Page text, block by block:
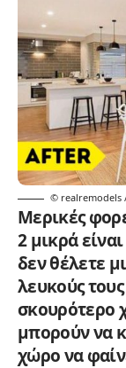
© realremodels
Μερικές
2 μικρά
δεν θέλετε
λευκούς
σκουρότερο
μπορούν να
χώρο να